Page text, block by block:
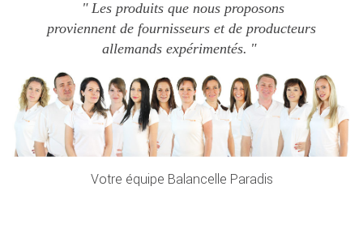
Les produits que nous proposons
proviennent de fournisseurs et de producteurs
allemands expérimentés.
Votre équipe Balancelle Paradis